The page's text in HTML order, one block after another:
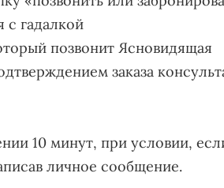
с гадалкой
позвонит Ясновидящая
заказа
10 минут, при условии,
личное сообщение.